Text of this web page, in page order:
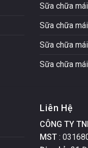
Sữa chữa
Sữa chữa
Sữa chữa
Sữa chữa
Liên Hệ
CÔNG TY
MST :